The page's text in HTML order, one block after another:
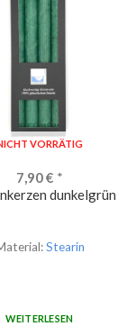
VORRÄTIG
7,90€ *
dunkelgrün
Stearin
WEITERLESEN